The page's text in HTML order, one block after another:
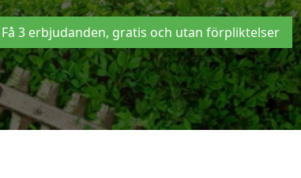
Få 3 erbjudanden, gratis och utan förpliktelser